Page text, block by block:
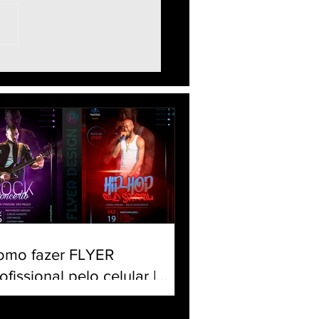
Fazer Flyer de
de Futebol
- Football Edits
PicsArt
fazer FLYER
pelo celular |
banner para Evento |